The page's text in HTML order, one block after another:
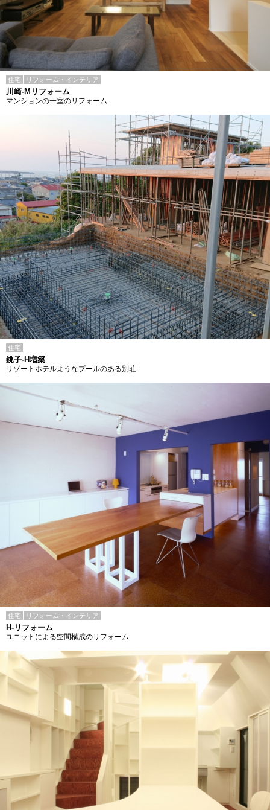
住宅 リフォーム・インテリア
川崎-Mリフォーム
マンションの一室のリフォーム
住宅
銚子-H増築
リゾートホテルようなプールのある別荘
住宅 リフォーム・インテリア
H-リフォーム
ユニットによる空間構成のリフォーム